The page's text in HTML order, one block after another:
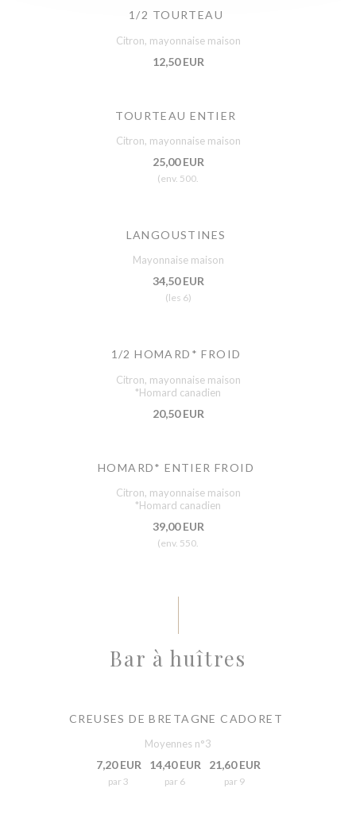
1/2 TOURTEAU
Citron, mayonnaise maison
12,50 EUR
TOURTEAU ENTIER
Citron, mayonnaise maison
25,00 EUR
(env. 500.
LANGOUSTINES
Mayonnaise maison
34,50 EUR
(les 6)
1/2 HOMARD* FROID
Citron, mayonnaise maison
*Homard canadien
20,50 EUR
HOMARD* ENTIER FROID
Citron, mayonnaise maison
*Homard canadien
39,00 EUR
(env. 550.
Bar à huîtres
CREUSES DE BRETAGNE CADORET
Moyennes n°3
7,20 EUR
par 3
14,40 EUR
par 6
21,60 EUR
par 9